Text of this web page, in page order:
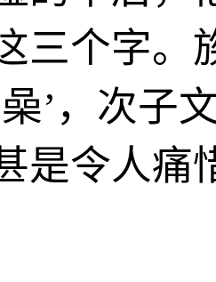
三个字。
’，次子
是令人痛